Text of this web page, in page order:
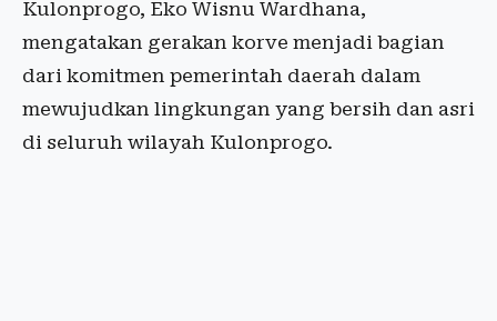
Kulonprogo, Eko Wisnu Wardhana,
mengatakan gerakan korve menjadi bagian
dari komitmen pemerintah daerah dalam
mewujudkan lingkungan yang bersih dan asri
di seluruh wilayah Kulonprogo.